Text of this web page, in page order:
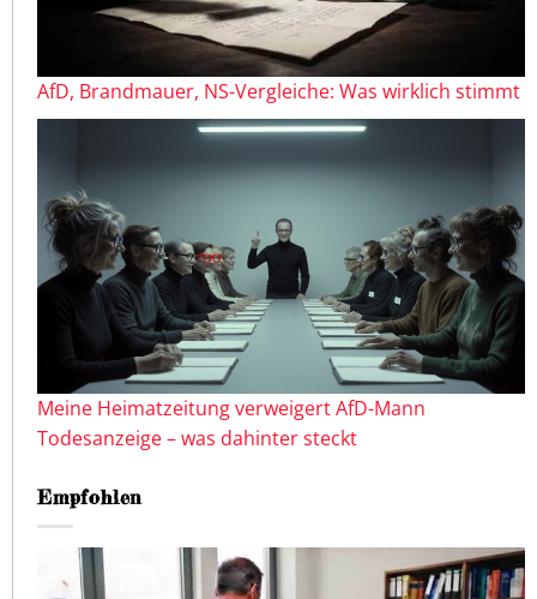
AfD, Brandmauer, NS-Vergleiche: Was wirklich stimmt
Meine Heimatzeitung verweigert AfD-Mann
Todesanzeige – was dahinter steckt
Empfohlen